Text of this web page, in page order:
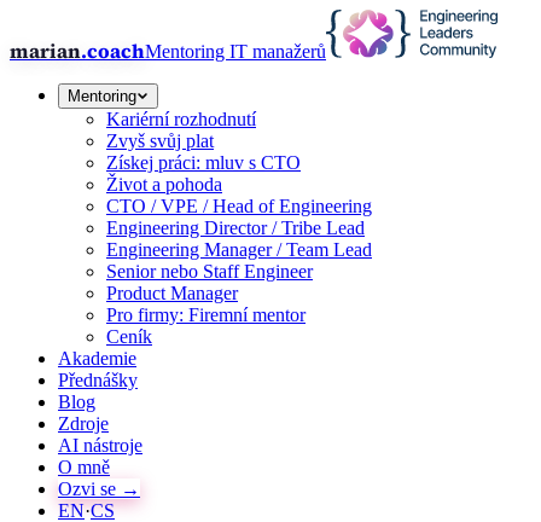
marian.coachMentoring IT manažerů
Mentoring
Kariérní rozhodnutí
Zvyš svůj plat
Získej práci: mluv s CTO
Život a pohoda
CTO / VPE / Head of Engineering
Engineering Director / Tribe Lead
Engineering Manager / Team Lead
Senior nebo Staff Engineer
Product Manager
Pro firmy: Firemní mentor
Ceník
Akademie
Přednášky
Blog
Zdroje
AI nástroje
O mně
Ozvi se →
EN·CS